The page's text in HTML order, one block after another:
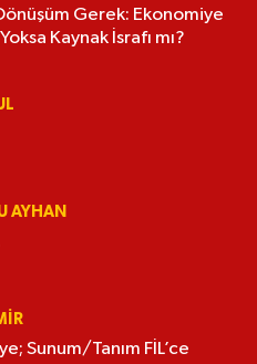
Gerek: Ekonomiye
Kaynak İsrafı mı?
AYHAN
Sunum/Tanım FİL’ce